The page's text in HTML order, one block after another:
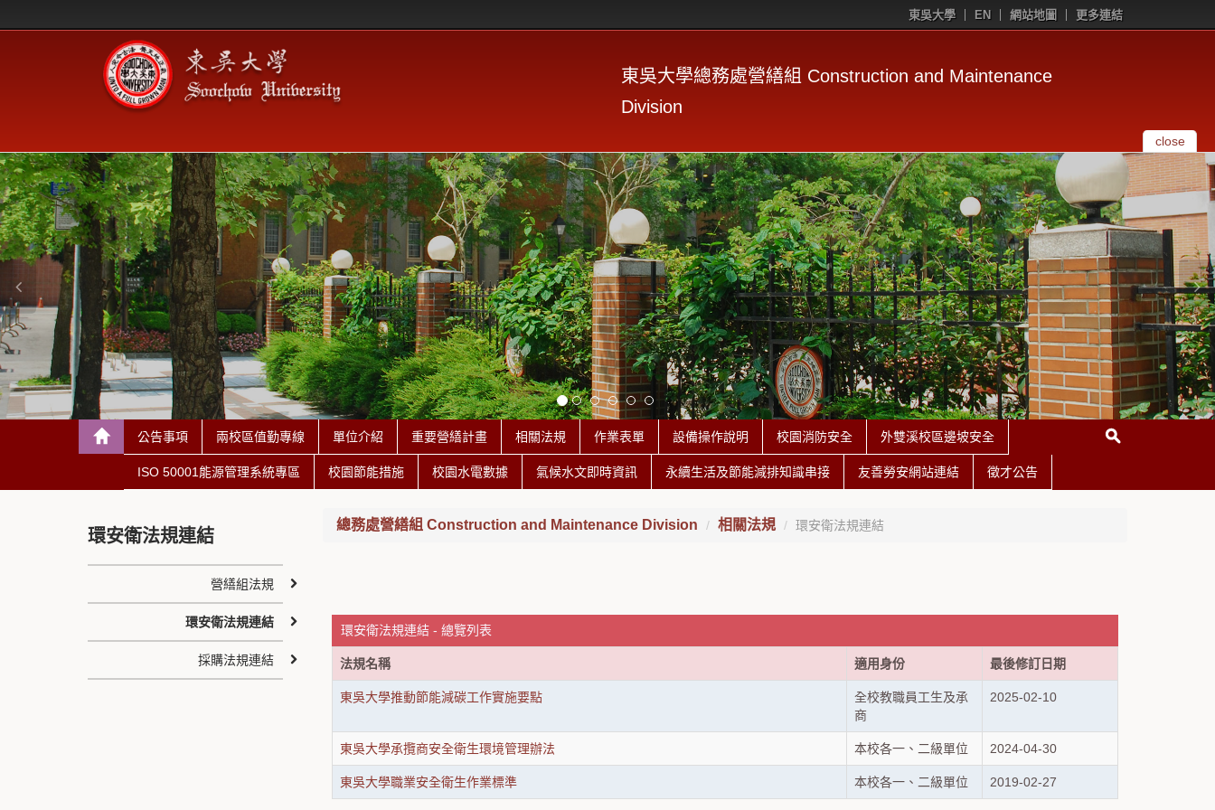
東吳大學 EN 網站地圖 更多連結
東吳大學總務處營繕組 Construction and Maintenance
Division
close
公告事項 兩校區值勤專線 單位介紹 重要營繕計畫 相關法規 作業表單 設備操作說明 校園消防安全 外雙溪校區邊坡安全
ISO 50001能源管理系統專區 校園節能措施 校園水電數據 氣候水文即時資訊 永續生活及節能減排知識串接 友善勞安網站連結 徵才公告
總務處營繕組 Construction and Maintenance Division 相關法規 環安衛法規連結
環安衛法規連結 - 總覽列表
法規名稱 適用身份 最後修訂日期
東吳大學推動節能減碳工作實施要點
全校教職員工生及承
商
2025-02-10
東吳大學承攬商安全衛生環境管理辦法 本校各一、二級單位 2024-04-30
東吳大學職業安全衛生作業標準 本校各一、二級單位 2019-02-27
環安衛法規連結
營繕組法規
環安衛法規連結
採購法規連結